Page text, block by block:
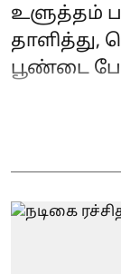
உளுத்தம்
தாளித்து,
பூண்டை